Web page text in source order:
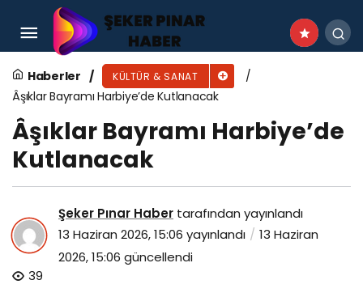
Haberler KÜLTÜR & SANAT
Âşıklar Bayramı Harbiye’de Kutlanacak
Âşıklar Bayramı Harbiye’de
Kutlanacak
Şeker Pınar Haber tarafından yayınlandı
13 Haziran 2026, 15:06 yayınlandı
13 Haziran
2026, 15:06 güncellendi
39
Osmangazi’de Kükürtlü Mahallesi Sakinlerinin
Tiyatro Oyunu Büyük Beğeni Topladı